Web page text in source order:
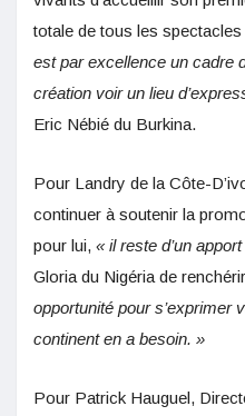
totale de tous les
est par excellence un cadre
création voir un lieu
Eric Nébié du Burkina.
Pour Landry de la Côte-
continuer à soutenir la
pour lui, « il reste d’un
Gloria du Nigéria de
opportunité pour s’exprimer
continent en a besoin. »
Pour Patrick Hauguel,